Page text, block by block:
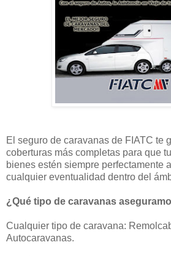
El seguro de caravanas de FIATC te
coberturas más completas para que
bienes estén siempre perfectamente
cualquier eventualidad dentro del
¿Qué tipo de caravanas
Cualquier tipo de caravana:
Autocaravanas.